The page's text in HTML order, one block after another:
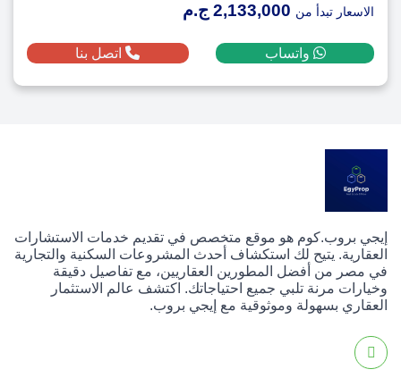
الاسعار تبدأ من
واتساب اتصل بنا
إيجي بروب.كوم هو موقع متخصص في تقديم خدمات الاستشارات
العقارية. يتيح لك استكشاف أحدث المشروعات السكنية والتجارية
في مصر من أفضل المطورين العقاريين، مع تفاصيل دقيقة
وخيارات مرنة تلبي جميع احتياجاتك. اكتشف عالم الاستثمار
العقاري بسهولة وموثوقية مع إيجي بروب.